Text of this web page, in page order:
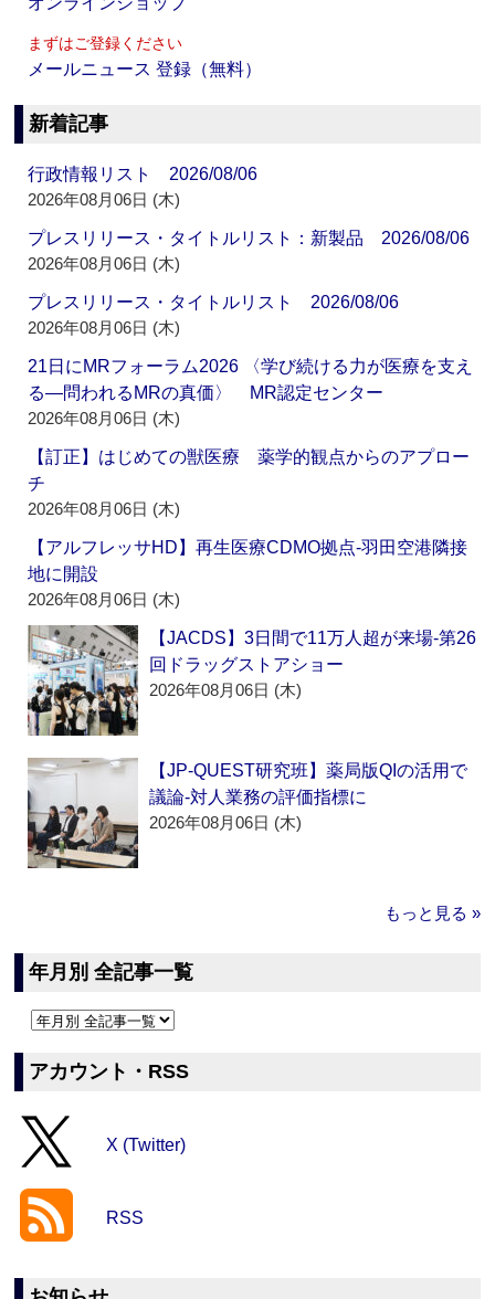
まずはご登録ください
メールニュース 登録（無料）
新着記事
行政情報リスト 2026/08/06
2026年08月06日 (木)
プレスリリース・タイトルリスト：新製品 2026/08/06
2026年08月06日 (木)
プレスリリース・タイトルリスト 2026/08/06
2026年08月06日 (木)
21日にMRフォーラム2026 〈学び続ける力が医療を支え
る―問われるMRの真価〉 MR認定センター
2026年08月06日 (木)
【訂正】はじめての獣医療 薬学的観点からのアプロー
チ
2026年08月06日 (木)
【アルフレッサHD】再生医療CDMO拠点‐羽田空港隣接
地に開設
2026年08月06日 (木)
【JACDS】3日間で11万人超が来場‐第26
回ドラッグストアショー
2026年08月06日 (木)
【JP-QUEST研究班】薬局版QIの活用で
議論‐対人業務の評価指標に
2026年08月06日 (木)
もっと見る »
年月別 全記事一覧
アカウント・RSS
X (Twitter)
RSS